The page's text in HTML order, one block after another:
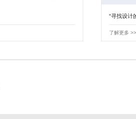
“寻找设计
了解更多